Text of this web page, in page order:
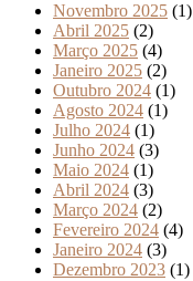
Novembro 2025 (1)
Abril 2025 (2)
Março 2025 (4)
Janeiro 2025 (2)
Outubro 2024 (1)
Agosto 2024 (1)
Julho 2024 (1)
Junho 2024 (3)
Maio 2024 (1)
Abril 2024 (3)
Março 2024 (2)
Fevereiro 2024 (4)
Janeiro 2024 (3)
Dezembro 2023 (1)